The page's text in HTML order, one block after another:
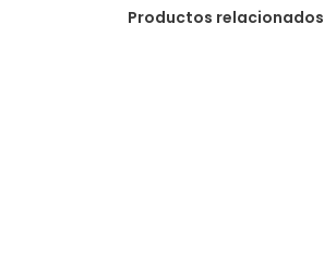
Productos relacionados